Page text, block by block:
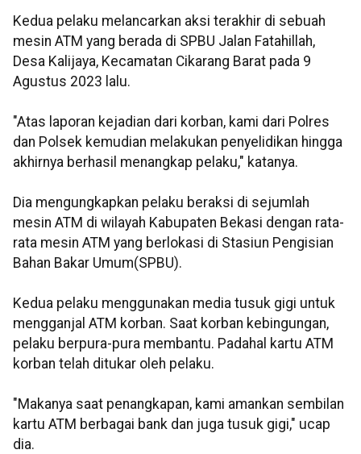
Kedua pelaku melancarkan aksi terakhir di sebuah
mesin ATM yang berada di SPBU Jalan Fatahillah,
Desa Kalijaya, Kecamatan Cikarang Barat pada 9
Agustus 2023 lalu.
"Atas laporan kejadian dari korban, kami dari Polres
dan Polsek kemudian melakukan penyelidikan hingga
akhirnya berhasil menangkap pelaku," katanya.
Dia mengungkapkan pelaku beraksi di sejumlah
mesin ATM di wilayah Kabupaten Bekasi dengan rata-
rata mesin ATM yang berlokasi di Stasiun Pengisian
Bahan Bakar Umum(SPBU).
Kedua pelaku menggunakan media tusuk gigi untuk
mengganjal ATM korban. Saat korban kebingungan,
pelaku berpura-pura membantu. Padahal kartu ATM
korban telah ditukar oleh pelaku.
"Makanya saat penangkapan, kami amankan sembilan
kartu ATM berbagai bank dan juga tusuk gigi," ucap
dia.